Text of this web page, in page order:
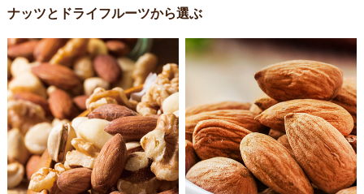
ナッツとドライフルーツから選ぶ